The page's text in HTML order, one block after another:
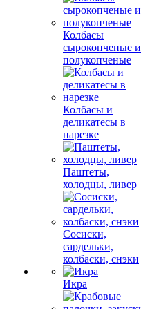
Колбасы
сырокопченые и
полукопченые
Колбасы и
деликатесы в
нарезке
Паштеты,
холодцы, ливер
Сосиски,
сардельки,
колбаски, снэки
Икра